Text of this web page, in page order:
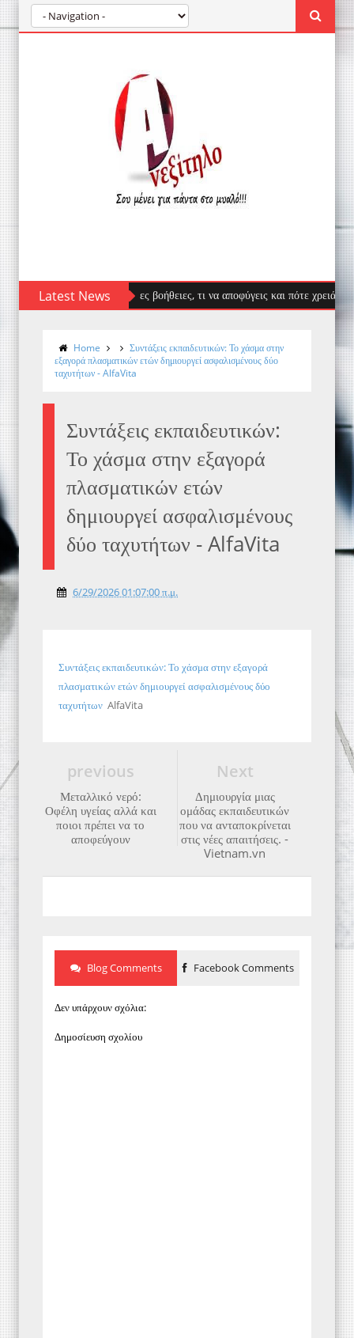
Latest News
μέδουσας: πρώτες βοήθειες, τι να αποφύγεις και πότε χρειάζεσαι
Home
Συντάξεις εκπαιδευτικών: Το χάσμα στην
εξαγορά πλασματικών ετών δημιουργεί ασφαλισμένους δύο
ταχυτήτων - AlfaVita
Συντάξεις εκπαιδευτικών:
Το χάσμα στην εξαγορά
πλασματικών ετών
δημιουργεί ασφαλισμένους
δύο ταχυτήτων - AlfaVita
6/29/2026 01:07:00 π.μ.
Συντάξεις εκπαιδευτικών: Το χάσμα στην εξαγορά
πλασματικών ετών δημιουργεί ασφαλισμένους δύο
ταχυτήτων AlfaVita
Next
Δημιουργία μιας
ομάδας εκπαιδευτικών
που να ανταποκρίνεται
στις νέες απαιτήσεις. -
Vietnam.vn
previous
Μεταλλικό νερό:
Οφέλη υγείας αλλά και
ποιοι πρέπει να το
αποφεύγουν
Blog Comments Facebook Comments
Δεν υπάρχουν σχόλια:
Δημοσίευση σχολίου